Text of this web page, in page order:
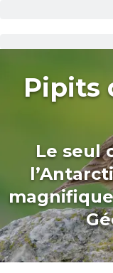
Pipits
Le seul